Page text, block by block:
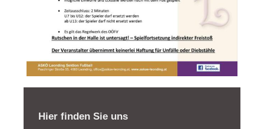
Hier finden Sie uns